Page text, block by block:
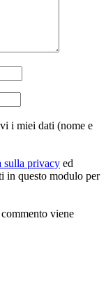
i miei dati (nome e
sulla privacy ed
in questo modulo per
viene